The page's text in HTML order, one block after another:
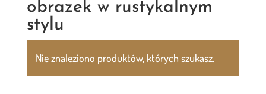
obrazek w rustykalnym
stylu
Nie znaleziono produktów, których szukasz.